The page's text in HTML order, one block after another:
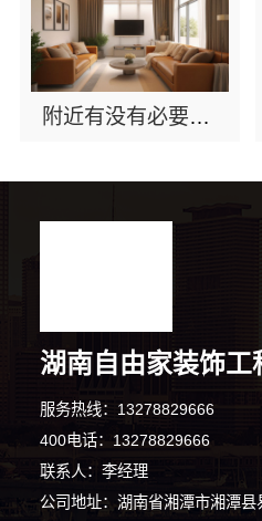
附近有没有必要找湖南自由家装饰对比半包？看完这篇就懂了
湖南自由家装饰工
服务热线：13278829666
400电话：13278829666
联系人：李经理
公司地址：湖南省湘潭市湘潭